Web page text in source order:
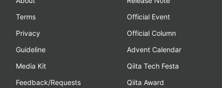
Terms
Privacy
Guideline
Media Kit
Feedback/Requests
Official Event
Official Column
Advent Calendar
Qiita Tech Festa
Qiita Award